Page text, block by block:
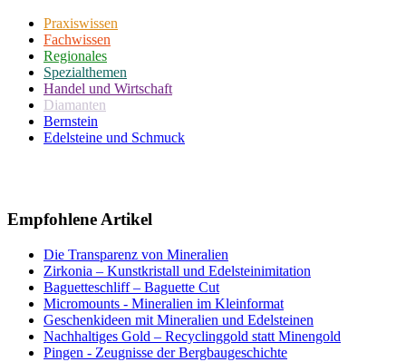
Praxiswissen
Fachwissen
Regionales
Spezialthemen
Handel und Wirtschaft
Diamanten
Bernstein
Edelsteine und Schmuck
Empfohlene Artikel
Die Transparenz von Mineralien
Zirkonia – Kunstkristall und Edelsteinimitation
Baguetteschliff – Baguette Cut
Micromounts - Mineralien im Kleinformat
Geschenkideen mit Mineralien und Edelsteinen
Nachhaltiges Gold – Recyclinggold statt Minengold
Pingen - Zeugnisse der Bergbaugeschichte